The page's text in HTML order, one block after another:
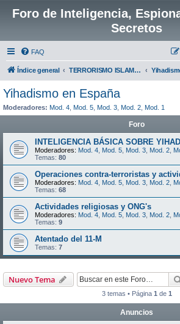
Foro de Inteligencia,
Secretos
FAQ
Índice general TERRORISMO ISLAMICO O YIHADISTA
Yihadismo en España
Moderadores: Mod. 4 Mod. 5 Mod. 3 Mod. 2 Mod. 1
Foro
INTELIGENCIA BÁSICA SOBRE
Moderadores: Mod. 4 Mod. 5 Mod. 3 Mod. 2
Temas: 80
Operaciones contra-terroristas y
Moderadores: Mod. 4 Mod. 5 Mod. 3 Mod. 2
Temas: 68
Actividades religiosas y ONG's
Moderadores: Mod. 4 Mod. 5 Mod. 3 Mod. 2
Temas: 9
Atentado del 11-M
Temas: 7
Nuevo Tema
3 temas • Página 1 de 1
Anuncios